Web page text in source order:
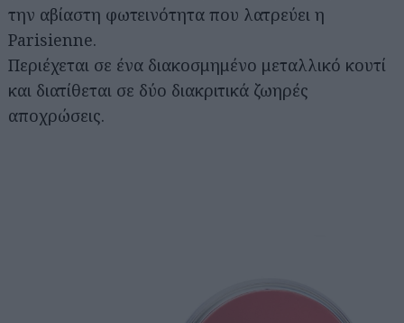
την αβίαστη φωτεινότητα που λατρεύει η
Parisienne.
Περιέχεται σε ένα διακοσμημένο μεταλλικό κουτί
και διατίθεται σε δύο διακριτικά ζωηρές
αποχρώσεις.